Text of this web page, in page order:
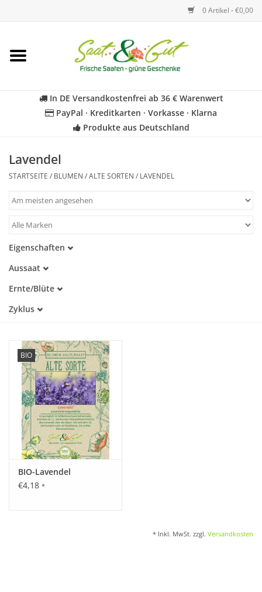
0 Artikel - €0,00
Startseite
Kräuter
Für Kinder
Geschenkideen
Katalog
In DE Versandkostenfrei ab 36 € Warenwert
PayPal · Kreditkarten · Vorkasse · Klarna
Produkte aus Deutschland
Lavendel
STARTSEITE / BLUMEN /ALTE SORTEN / LAVENDEL
Eigenschaften
Alte Sorte
Kaltkeimer
Aussaat
Mai
Ernte/Blüte
August
Zyklus
BIO
BIO-Lavendel
€4,18 *
* Inkl. MwSt. zzgl. Versandkosten